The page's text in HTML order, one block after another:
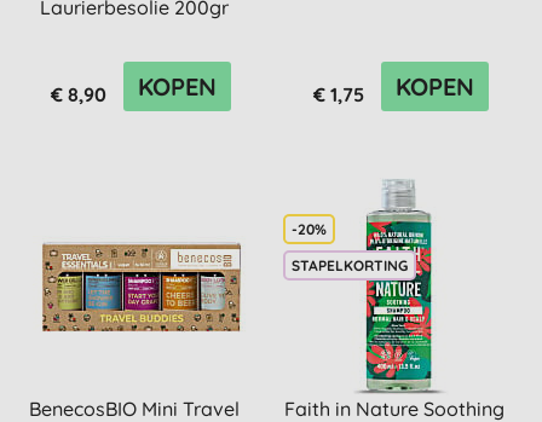
Laurierbesolie 200gr
€ 8,90 KOPEN € 1,75 KOPEN
BenecosBIO Mini Travel
-20%
STAPELKORTING
Faith in Nature Soothing